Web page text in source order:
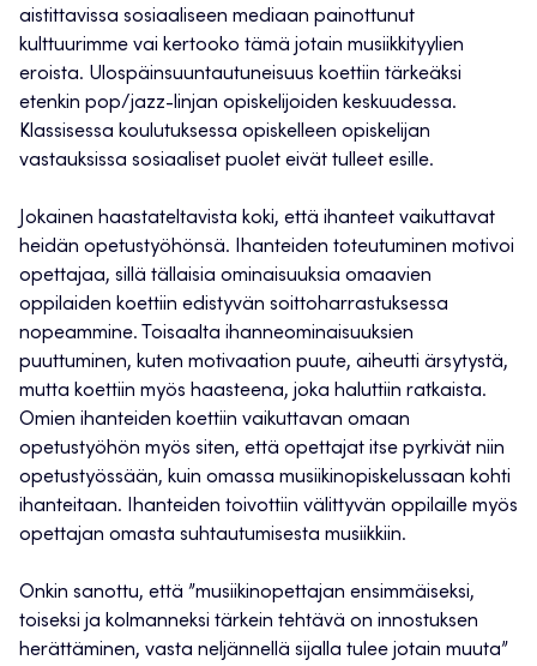
aistittavissa sosiaaliseen mediaan painottunut
kulttuurimme vai kertooko tämä jotain musiikkityylien
eroista. Ulospäinsuuntautuneisuus koettiin tärkeäksi
etenkin pop/jazz-linjan opiskelijoiden keskuudessa.
Klassisessa koulutuksessa opiskelleen opiskelijan
vastauksissa sosiaaliset puolet eivät tulleet esille.
Jokainen haastateltavista koki, että ihanteet vaikuttavat
heidän opetustyöhönsä. Ihanteiden toteutuminen motivoi
opettajaa, sillä tällaisia ominaisuuksia omaavien
oppilaiden koettiin edistyvän soittoharrastuksessa
nopeammine. Toisaalta ihanneominaisuuksien
puuttuminen, kuten motivaation puute, aiheutti ärsytystä,
mutta koettiin myös haasteena, joka haluttiin ratkaista.
Omien ihanteiden koettiin vaikuttavan omaan
opetustyöhön myös siten, että opettajat itse pyrkivät niin
opetustyössään, kuin omassa musiikinopiskelussaan kohti
ihanteitaan. Ihanteiden toivottiin välittyvän oppilaille myös
opettajan omasta suhtautumisesta musiikkiin.
Onkin sanottu, että ”musiikinopettajan ensimmäiseksi,
toiseksi ja kolmanneksi tärkein tehtävä on innostuksen
herättäminen, vasta neljännellä sijalla tulee jotain muuta”